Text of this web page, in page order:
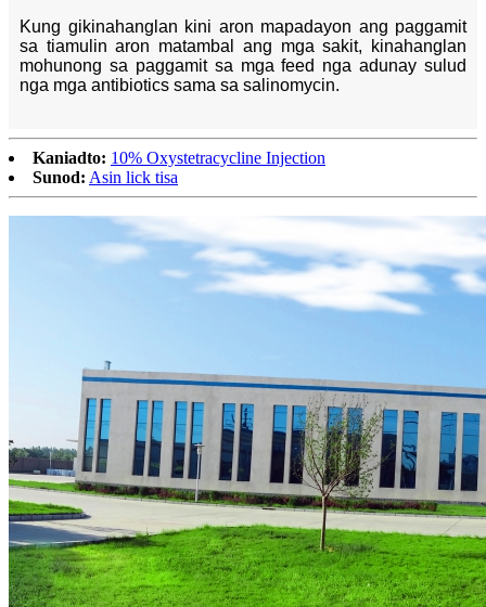
Kung gikinahanglan kini aron mapadayon ang paggamit
sa tiamulin aron matambal ang mga sakit, kinahanglan
mohunong sa paggamit sa mga feed nga adunay sulud
nga mga antibiotics sama sa salinomycin.
Kaniadto: 10% Oxystetracycline Injection
Sunod: Asin lick tisa